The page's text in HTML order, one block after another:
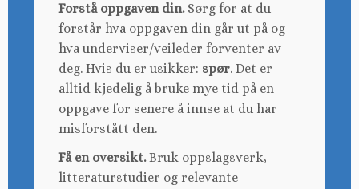
Forstå oppgaven din.Sørg for at du
forstår hva oppgaven din går ut på og
hva underviser/veileder forventer av
deg. Hvis du er usikker: spør. Det er
alltid kjedelig å bruke mye tid på en
oppgave for senere å innse at du har
misforstått den.
Få en oversikt.Bruk oppslagsverk,
litteraturstudier og relevante